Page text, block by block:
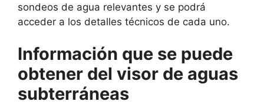
sondeos de agua relevantes y se podrá
acceder a los detalles técnicos de cada uno.
Información que se puede
obtener del visor de aguas
subterráneas